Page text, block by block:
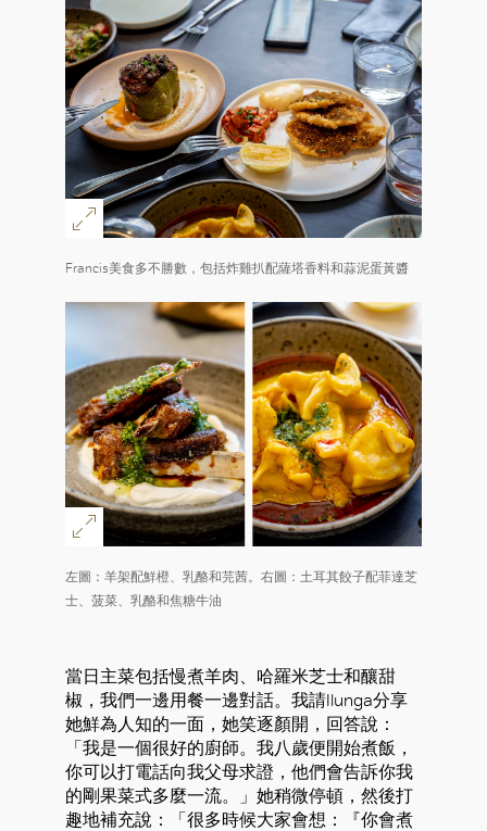
Francis美食多不勝數，包括炸雞扒配薩塔香料和蒜泥蛋黃醬
左圖：羊架配鮮橙、乳酪和芫茜。右圖：土耳其餃子配菲達芝
士、菠菜、乳酪和焦糖牛油
當日主菜包括慢煮羊肉、哈羅米芝士和釀甜
椒，我們一邊用餐一邊對話。我請Ilunga分享
她鮮為人知的一面，她笑逐顏開，回答說：
「我是一個很好的廚師。我八歲便開始煮飯，
你可以打電話向我父母求證，他們會告訴你我
的剛果菜式多麼一流。」她稍微停頓，然後打
趣地補充說：「很多時候大家會想：『你會煮